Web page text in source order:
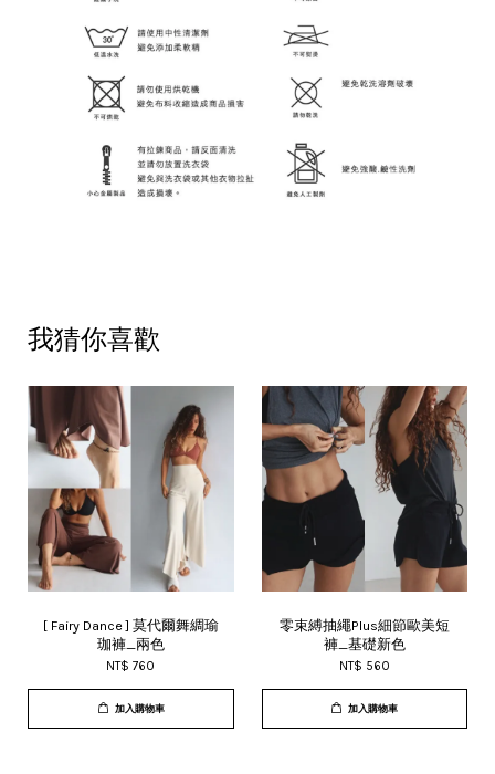
我猜你喜歡
[ Fairy Dance ] 莫代爾舞綢瑜
珈褲_兩色
NT$ 760
加入購物車
零束縛抽繩Plus細節歐美短
褲_基礎新色
NT$ 560
加入購物車